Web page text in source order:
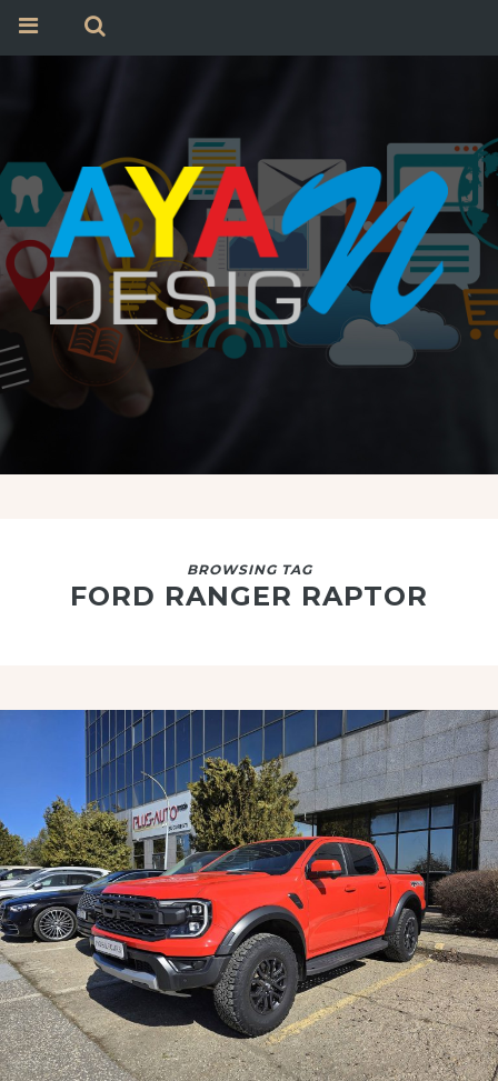
BROWSING TAG
FORD RANGER RAPTOR